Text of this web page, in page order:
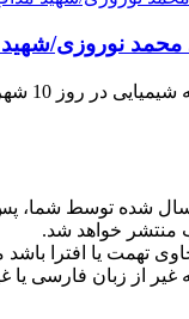
محمد نوروزی/
شده توسط شما، پس
منتشر خواهد شد.
تهمت یا افترا
غیر از زبان فارسی یا